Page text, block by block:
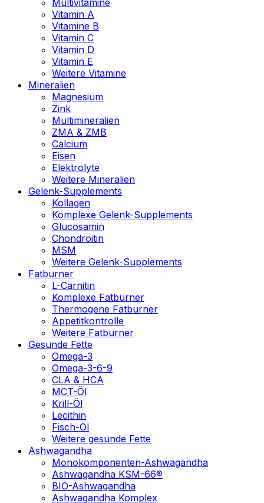
Vitamin A
Vitamine B
Vitamin C
Vitamin D
Vitamin E
Weitere Vitamine
Mineralien
Magnesium
Zink
Multimineralien
ZMA & ZMB
Calcium
Eisen
Elektrolyte
Weitere Mineralien
Gelenk-Supplements
Kollagen
Komplexe Gelenk-Supplements
Glucosamin
Chondroitin
MSM
Weitere Gelenk-Supplements
Fatburner
L-Carnitin
Komplexe Fatburner
Thermogene Fatburner
Appetitkontrolle
Weitere Fatburner
Gesunde Fette
Omega-3
Omega-3-6-9
CLA & HCA
MCT-Öl
Krill-Öl
Lecithin
Fisch-Öl
Weitere gesunde Fette
Ashwagandha
Monokomponenten-Ashwagandha
Ashwagandha KSM-66®
BIO-Ashwagandha
Ashwagandha Komplex